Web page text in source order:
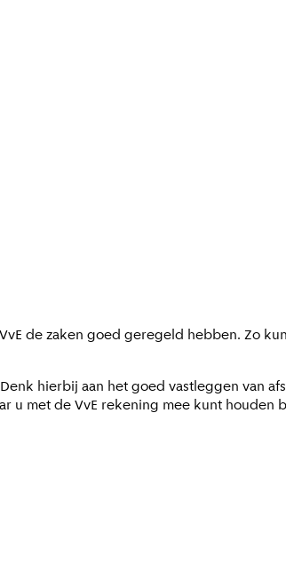
de zaken goed geregeld hebben. Zo
hierbij aan het goed vastleggen van
met de VvE rekening mee kunt houden